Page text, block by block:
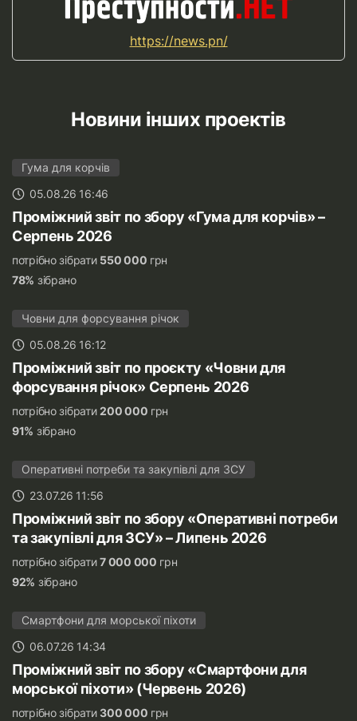
https://news.pn/
Новини інших проектів
Гума для корчів
05.08.26 16:46
Проміжний звіт по збору «Гума для корчів» –
Серпень 2026
потрібно зібрати 550 000 грн
78% зібрано
Човни для форсування річок
05.08.26 16:12
Проміжний звіт по проєкту «Човни для
форсування річок» Серпень 2026
потрібно зібрати200 000 грн
91% зібрано
Оперативні потреби та закупівлі для ЗСУ
23.07.26 11:56
Проміжний звіт по збору «Оперативні потреби
та закупівлі для ЗСУ» – Липень 2026
потрібно зібрати7 000 000 грн
92% зібрано
Смартфони для морської піхоти
06.07.26 14:34
Проміжний звіт по збору «Смартфони для
морської піхоти» (Червень 2026)
потрібно зібрати300 000 грн